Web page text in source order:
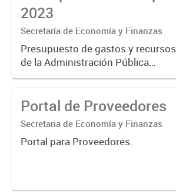
2023
Secretaría de Economía y Finanzas
Presupuesto de gastos y recursos
de la Administración Pública
Municipal para el ejercicio 2023.
N° 8005.
Portal de Proveedores
Secretaria de Economía y Finanzas
Portal para Proveedores.